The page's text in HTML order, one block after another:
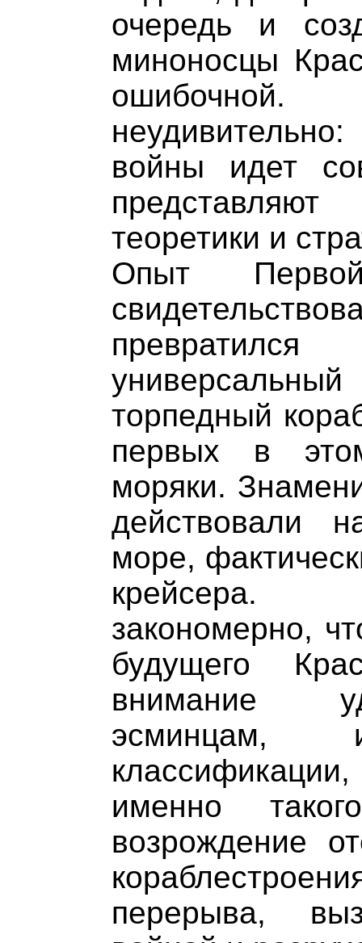
очередь и
миноносцы
войны идет
теоретики и
Опыт
торпедный
первых в
моряки.
действовали
море,
крейсера.
закономерно,
будущего
внимание
именно
возрождение
перерыва,